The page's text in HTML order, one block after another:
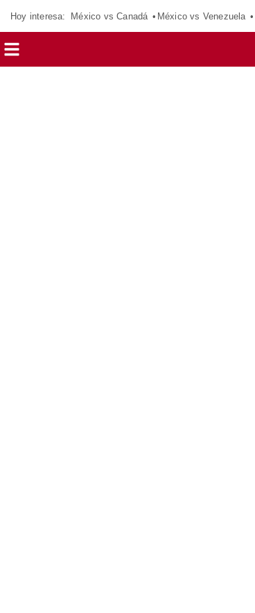
Hoy interesa: México vs Canadá México vs Venezuela